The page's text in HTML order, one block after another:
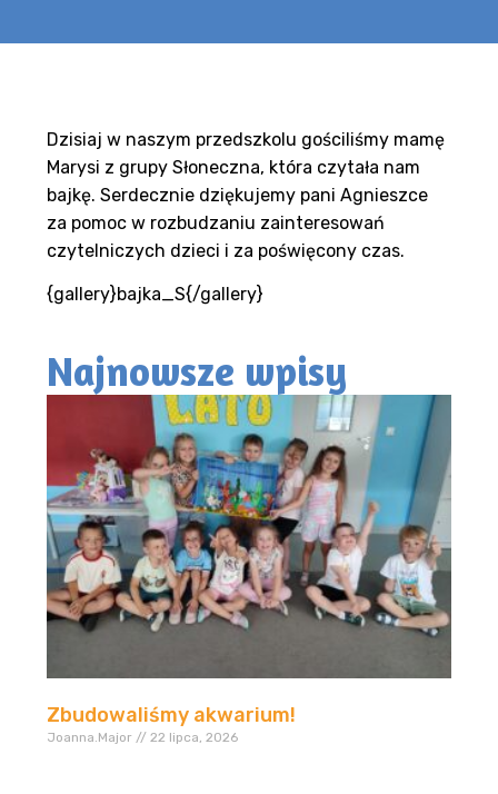
Dzisiaj w naszym przedszkolu gościliśmy mamę
Marysi z grupy Słoneczna, która czytała nam
bajkę. Serdecznie dziękujemy pani Agnieszce
za pomoc w rozbudzaniu zainteresowań
czytelniczych dzieci i za poświęcony czas.
{gallery}bajka_S{/gallery}
Najnowsze wpisy
Zbudowaliśmy akwarium!
Joanna.Major 22 lipca, 2026